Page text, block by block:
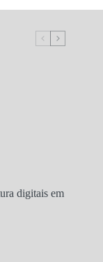
digitais em